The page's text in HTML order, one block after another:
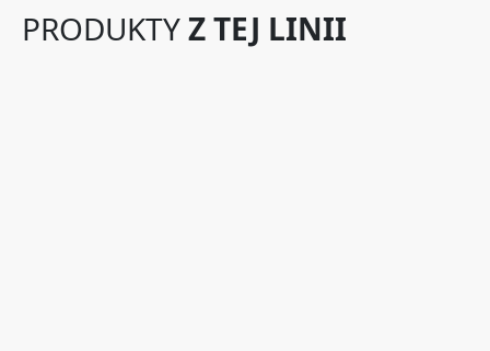
PRODUKTYZ TEJ LINII